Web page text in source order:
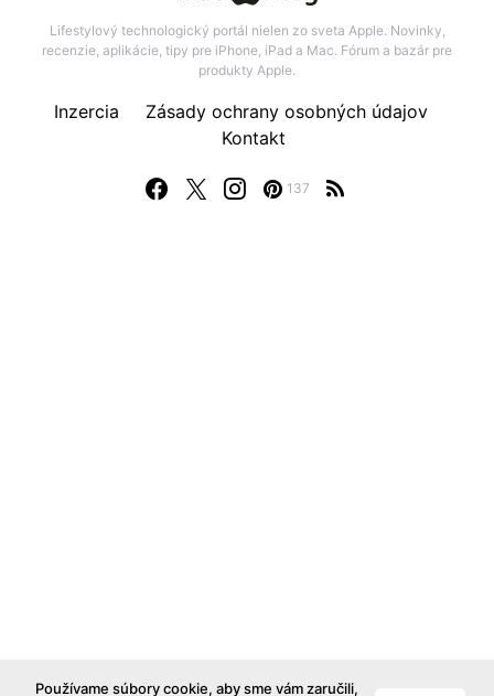
Lifestylový technologický portál nielen zo sveta Apple. Novinky,
recenzie, aplikácie, tipy pre iPhone, iPad a Mac. Fórum a bazár pre
produkty Apple.
137
Inzercia
Zásady ochrany osobných údajov
Kontakt
Používame súbory cookie, aby sme vám zaručili,